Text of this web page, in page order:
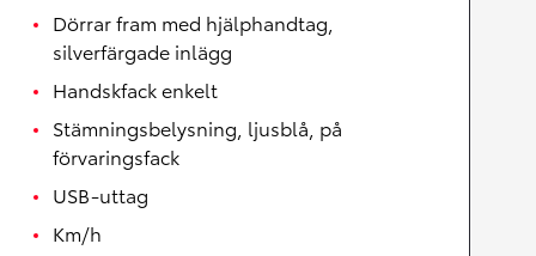
Dörrar fram med hjälphandtag,
silverfärgade inlägg
Handskfack enkelt
Stämningsbelysning, ljusblå, på
förvaringsfack
USB-uttag
Km/h